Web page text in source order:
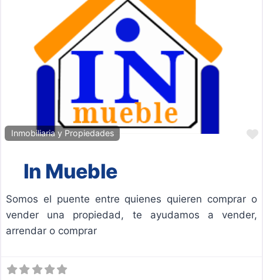
Inmobiliaria y Propiedades
In Mueble
Somos el puente entre quienes quieren comprar o
vender una propiedad, te ayudamos a vender,
arrendar o comprar